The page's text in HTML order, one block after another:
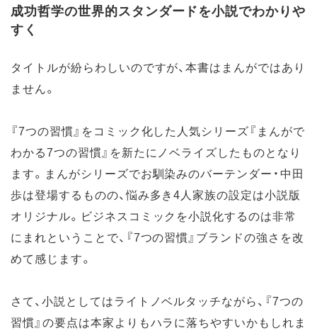
成功哲学の世界的スタンダードを小説でわかりや
すく
タイトルが紛らわしいのですが、本書はまんがではあり
ません。
『7つの習慣』をコミック化した人気シリーズ『まんがで
わかる7つの習慣』を新たにノベライズしたものとなり
ます。まんがシリーズでお馴染みのバーテンダー・中田
歩は登場するものの、悩み多き4人家族の設定は小説版
オリジナル。ビジネスコミックを小説化するのは非常
にまれということで、『7つの習慣』ブランドの強さを改
めて感じます。
さて、小説としてはライトノベルタッチながら、『7つの
習慣』の要点は本家よりもハラに落ちやすいかもしれま